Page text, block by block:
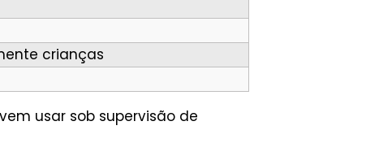
crianças
usar sob supervisão de